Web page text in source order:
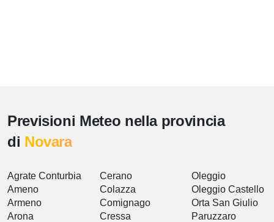
Previsioni Meteo nella provincia
di Novara
Agrate Conturbia
Ameno
Armeno
Arona
Cerano
Colazza
Comignago
Cressa
Oleggio
Oleggio Castello
Orta San Giulio
Paruzzaro